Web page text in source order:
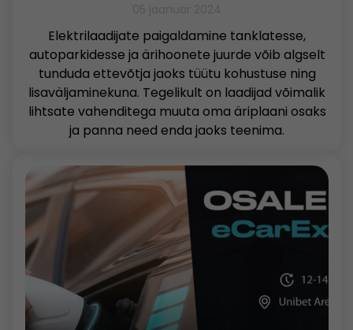
Elektrilaadijate paigaldamine tanklatesse,
autoparkidesse ja ärihoonete juurde võib algselt
tunduda ettevõtja jaoks tüütu kohustuse ning
lisaväljaminekuna. Tegelikult on laadijad võimalik
lihtsate vahenditega muuta oma äriplaani osaks
ja panna need enda jaoks teenima.